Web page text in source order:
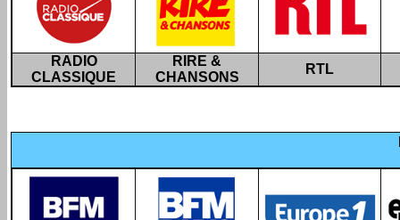
RADIO
CLASSIQUE
RIRE &
CHANSONS
RTL